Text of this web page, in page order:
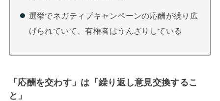
選挙でネガティブキャンペーンの応酬が繰り広
げられていて、有権者はうんざりしている
「応酬を交わす」は「繰り返し意見交換するこ
と」